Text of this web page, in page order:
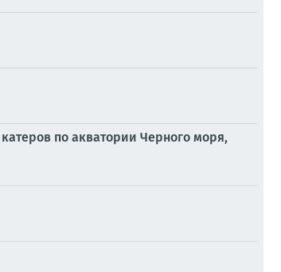
по акватории Черного моря,